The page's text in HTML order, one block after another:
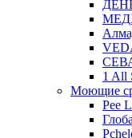
1 All
Моющие
Pee